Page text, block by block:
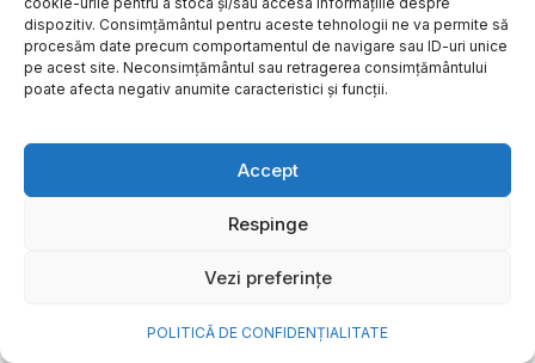
dispozitiv. Consimțământul pentru aceste tehnologii ne va permite să
procesăm date precum comportamentul de navigare sau ID-uri unice
pe acest site. Neconsimțământul sau retragerea consimțământului
poate afecta negativ anumite caracteristici și funcții.
Accept
Respinge
Vezi preferințe
POLITICĂ DE CONFIDENȚIALITATE
NOVA Power & Gas: un program